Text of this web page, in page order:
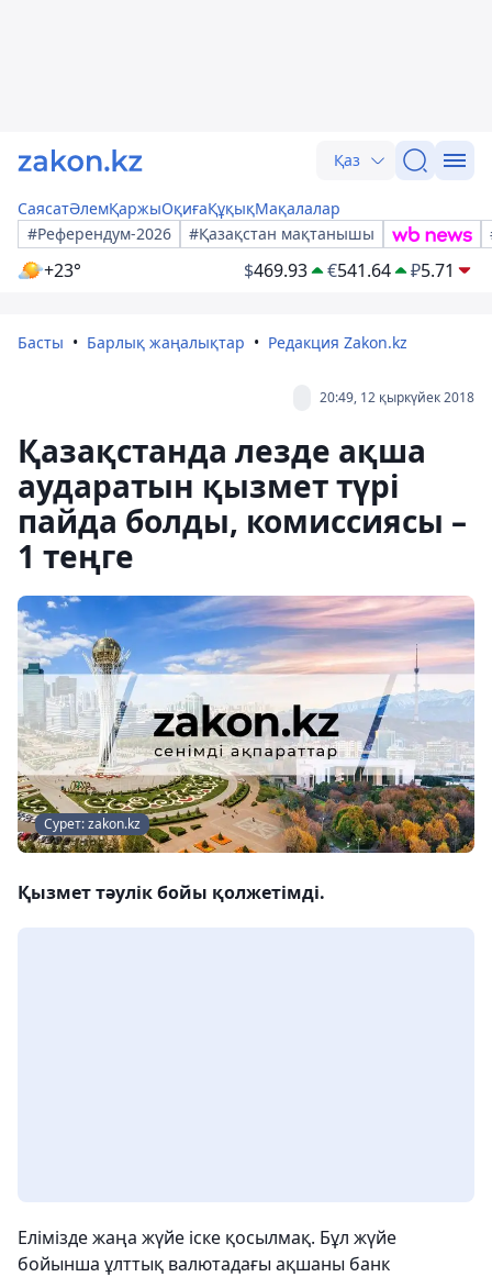
Қаз
СаясатӘлемҚаржыОқиғаҚұқықМақалалар
#Референдум-2026
#Қазақстан мақтанышы
+23° $469.93 €541.64 ₽5.71
Басты Барлық жаңалықтар Редакция Zakon.kz
20:49, 12 қыркүйек 2018
Қазақстанда лезде ақша
аударатын қызмет түрі
пайда болды, комиссиясы –
1 теңге
Сурет: zakon.kz
Қызмет тәулік бойы қолжетімді.
Елімізде жаңа жүйе іске қосылмақ. Бұл жүйе
бойынша ұлттық валютадағы ақшаны банк